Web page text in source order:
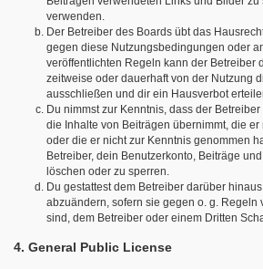
verwenden.
Der Betreiber des Boards übt das
gegen diese Nutzungsbedingungen oder
veröffentlichten Regeln kann der Betreiber
zeitweise oder dauerhaft von der Nutzung
ausschließen und dir ein Hausverbot
Du nimmst zur Kenntnis, dass der
die Inhalte von Beiträgen übernimmt, die er
oder die er nicht zur Kenntnis genommen
Betreiber, dein Benutzerkonto, Beiträge
löschen oder zu sperren.
Du gestattest dem Betreiber darüber
abzuändern, sofern sie gegen o. g. Regeln
sind, dem Betreiber oder einem Dritten
4. General Public License